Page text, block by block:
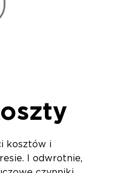
kosztów i
I odwrotnie,